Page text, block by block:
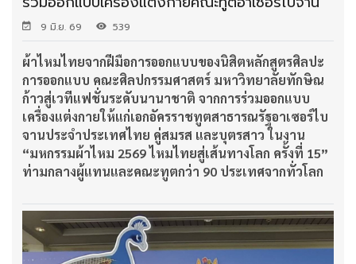
9 มิ.ย. 69 539
ผ้าไหมไทยจากฝีมือการออกแบบของนิสิตหลักสูตรศิลปะ
การออกแบบ คณะศิลปกรรมศาสตร์ มหาวิทยาลัยทักษิณ
ก้าวสู่เวทีแฟชั่นระดับนานาชาติ จากการร่วมออกแบบ
เครื่องแต่งกายให้แก่เอกอัครราชทูตสาธารณรัฐอาเซอร์ไบ
จานประจำประเทศไทย คู่สมรส และบุตรสาว ในงาน
“มหกรรมผ้าไหม 2569ไหมไทยสู่เส้นทางโลก ครั้งที่ 15”
ท่ามกลางผู้แทนและคณะทูตกว่า 90 ประเทศจากทั่วโลก